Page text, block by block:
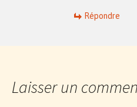
Répondre
Laisser un